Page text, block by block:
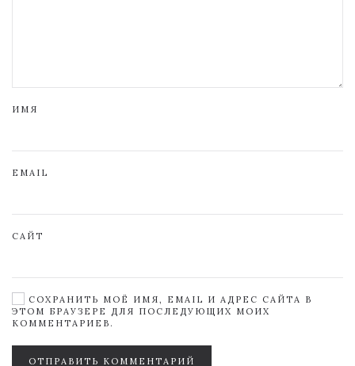
ИМЯ
EMAIL
САЙТ
СОХРАНИТЬ МОЁ ИМЯ, EMAIL И АДРЕС САЙТА В
ЭТОМ БРАУЗЕРЕ ДЛЯ ПОСЛЕДУЮЩИХ МОИХ
КОММЕНТАРИЕВ.
ОТПРАВИТЬ КОММЕНТАРИЙ